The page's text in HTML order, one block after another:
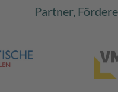
Partner,